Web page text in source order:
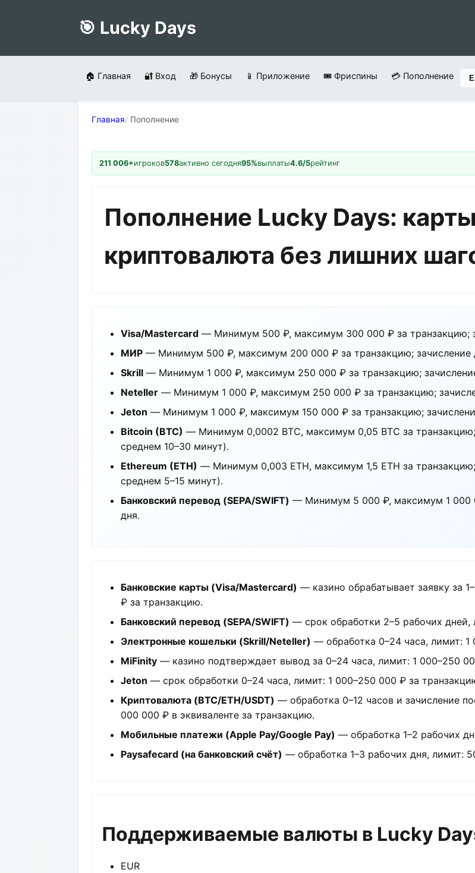
🎯 Lucky Days
🏠 Главная 🔐 Вход 🎁 Бонусы 📱 Приложение 🎟️ Фриспины 💳 Пополнение
Главная Пополнение
211 006+игроков578активно сегодня95%выплаты4.6/5рейтинг
Пополнение Lucky Days:
криптовалюта без лишних
Visa/Mastercard — Минимум 500 ₽, максимум 300 000 ₽ за транзакцию;
МИР — Минимум 500 ₽, максимум 200 000 ₽ за транзакцию; зачисление
Skrill — Минимум 1 000 ₽, максимум 250 000 ₽ за транзакцию;
Neteller — Минимум 1 000 ₽, максимум 250 000 ₽ за транзакцию;
Jeton — Минимум 1 000 ₽, максимум 150 000 ₽ за транзакцию;
Bitcoin (BTC) — Минимум 0,0002 BTC, максимум 0,05 BTC за
среднем 10–30 минут).
Ethereum (ETH) — Минимум 0,003 ETH, максимум 1,5 ETH за
среднем 5–15 минут).
Банковский перевод (SEPA/SWIFT) — Минимум 5 000 ₽, максимум 1 000
дня.
Банковские карты (Visa/Mastercard) — казино обрабатывает заявку за
₽ за транзакцию.
Банковский перевод (SEPA/SWIFT) — срок обработки 2–5 рабочих
Электронные кошельки (Skrill/Neteller) — обработка 0–24 часа, лимит:
MiFinity — казино подтверждает вывод за 0–24 часа, лимит: 1 000–250
Jeton — срок обработки 0–24 часа, лимит: 1 000–250 000 ₽ за
Криптовалюта (BTC/ETH/USDT) — обработка 0–12 часов и зачисление
000 000 ₽ в эквиваленте за транзакцию.
Мобильные платежи (Apple Pay/Google Pay) — обработка 1–2 рабочих
Paysafecard (на банковский счёт) — обработка 1–3 рабочих дня, лимит:
Поддерживаемые валюты в Lucky
EUR